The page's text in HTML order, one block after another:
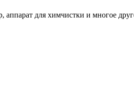
аппарат для химчистки и